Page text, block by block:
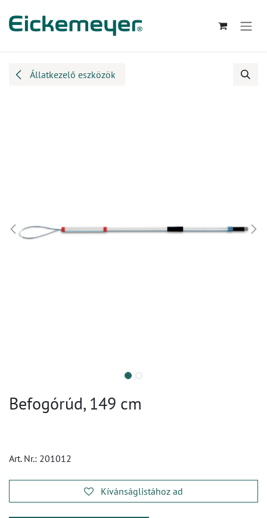
Állatkezelő eszközök
Befogórúd, 149 cm
Art. Nr.: 201012
Kívánságlistához ad